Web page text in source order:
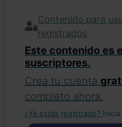
Contenido para
registrados
Este contenido es
suscriptores.
Crea tu cuenta
completo ahora.
¿Ya estás registrado?